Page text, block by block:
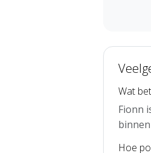
Wat
Fionn
Hoe